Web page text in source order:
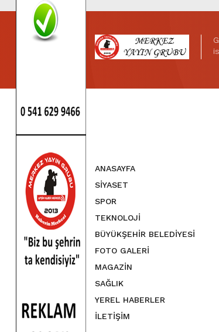
ANASAYFA
SİYASET
SPOR
TEKNOLOJİ
BÜYÜKŞEHİR BELEDİYESİ
FOTO GALERİ
MAGAZİN
SAĞLIK
YEREL HABERLER
İLETİŞİM